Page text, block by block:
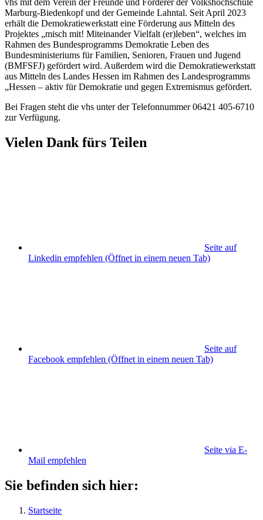
vhs mit dem Verein der Freunde und Förderer der Volkshochschule
Marburg-Biedenkopf und der Gemeinde Lahntal. Seit April 2023
erhält die Demokratiewerkstatt eine Förderung aus Mitteln des
Projektes „misch mit! Miteinander Vielfalt (er)leben“, welches im
Rahmen des Bundesprogramms Demokratie Leben des
Bundesministeriums für Familien, Senioren, Frauen und Jugend
(BMFSFJ) gefördert wird. Außerdem wird die Demokratiewerkstatt
aus Mitteln des Landes Hessen im Rahmen des Landesprogramms
„Hessen – aktiv für Demokratie und gegen Extremismus gefördert.
Bei Fragen steht die vhs unter der Telefonnummer 06421 405-6710
zur Verfügung.
Vielen Dank fürs Teilen
Seite auf
Linkedin empfehlen (Öffnet in einem neuen Tab)
Seite auf
Facebook empfehlen (Öffnet in einem neuen Tab)
Seite via E-
Mail empfehlen
Sie befinden sich hier:
Startseite